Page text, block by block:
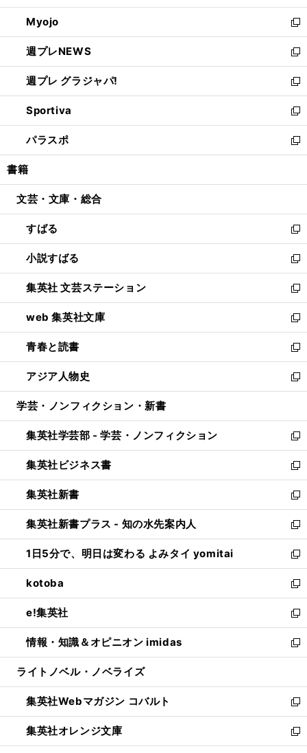
開
く
ウ
で
開
く
ン
ド
ウ
で
開
く
ウ
ィ
ン
ド
ウ
で
開
く
Myojo
新
し
い
ウ
ィ
ン
ド
ウ
で
開
週プレNEWS
新
し
い
ウ
ィ
ン
ド
ウ
開
週プレ グラジャパ!
新
し
い
ウ
ィ
ン
ウ
開
く
Sportiva
新
し
い
ウ
ン
ウ
で
開
く
パラスポ
新
し
ウ
ン
ド
ウ
で
開
く
書籍
文芸・文庫・総合
すばる
新
し
い
ウ
ィ
ン
ド
ウ
で
開
く
小説すばる
新
し
い
ウ
ィ
ン
ド
ウ
で
開
集英社 文芸ステーション
新
し
い
ウ
ィ
ン
ド
ウ
開
く
web 集英社文庫
新
し
い
ウ
ィ
ン
ウ
で
開
く
青春と読書
新
し
い
ウ
ン
ド
ウ
で
開
く
アジア人物史
新
し
ウ
ィ
ン
ド
ウ
で
開
く
学芸・ノンフィクション・新書
集英社学芸部 - 学芸・ノンフィクション
新
し
い
ウ
ィ
ン
ド
ウ
で
開
く
集英社ビジネス書
新
し
い
ウ
ィ
ン
ド
ウ
で
開
く
集英社新書
新
し
い
ウ
ィ
ン
ド
ウ
で
開
く
集英社新書プラス - 知の水先案内人
新
し
い
ウ
ィ
ン
ド
ウ
で
開
1日5分で、明日は変わる よみタイ yomitai
新
し
い
ウ
ィ
ン
ド
ウ
開
く
kotoba
新
し
い
ウ
ィ
ン
ウ
で
開
く
e!集英社
新
し
い
ウ
ン
ド
ウ
で
開
情報・知識＆オピニオン imidas
新
し
ウ
ィ
ン
ド
ウ
ライトノベル・ノベライズ
集英社Webマガジン コバルト
新
し
い
ウ
集英社オレンジ文庫
新
し